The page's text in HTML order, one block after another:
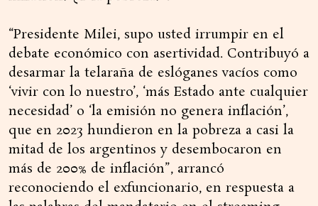
“Presidente Milei, supo usted irrumpir en el
debate económico con asertividad. Contribuyó a
desarmar la telaraña de eslóganes vacíos como
‘vivir con lo nuestro’, ‘más Estado ante cualquier
necesidad’ o ‘la emisión no genera inflación’,
que en 2023 hundieron en la pobreza a casi la
mitad de los argentinos y desembocaron en
más de 200% de inflación”, arrancó
reconociendo el exfuncionario, en respuesta a